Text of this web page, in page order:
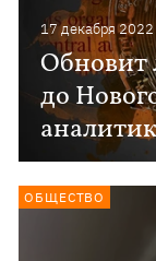
17 декабря 2022
до
ОБЩЕСТВО